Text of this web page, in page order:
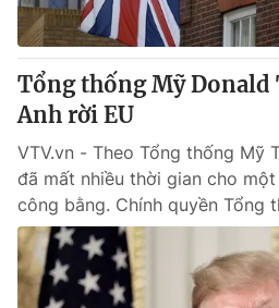
Sản phẩm
Thị trường
Tư vấn
Lịch phát sóng
Chuyên mục khác
Emagazine
Photo
Tổng thống Mỹ Donald
Anh rời EU
VTV.vn - Theo Tổng thống Mỹ
đã mất nhiều thời gian cho
công bằng. Chính quyền Tổng